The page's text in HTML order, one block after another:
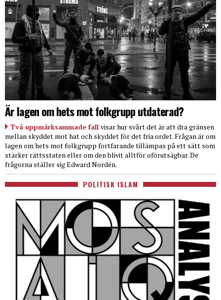
Är lagen om hets mot folkgrupp utdaterad?
Två uppmärksammade fall visar hur svårt det är att dra gränsen
mellan skyddet mot hat och skyddet för det fria ordet. Frågan är om
lagen om hets mot folkgrupp fortfarande tillämpas på ett sätt som
stärker rättsstaten eller om den blivit alltför oförutsägbar. De
frågorna ställer sig Edward Nordén.
POLITISK ISLAM